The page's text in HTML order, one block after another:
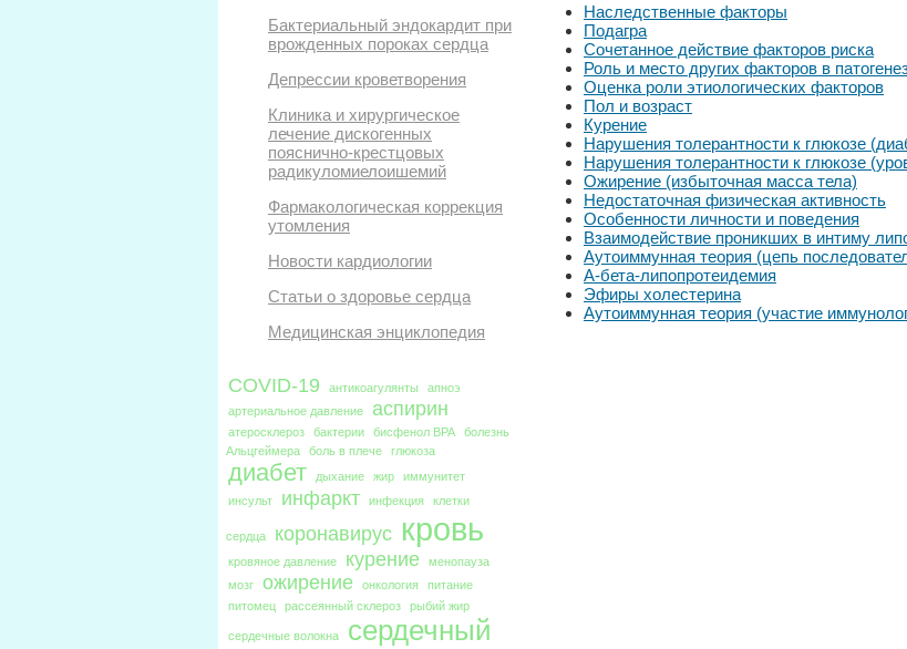
Бактериальный эндокардит при
врожденных пороках сердца
Депрессии кроветворения
Клиника и хирургическое
лечение дискогенных
пояснично-крестцовых
радикуломиелоишемий
Фармакологическая коррекция
утомления
Новости кардиологии
Статьи о здоровье сердца
Медицинская энциклопедия
COVID-19 антикоагулянты
апноэ
артериальное давление
аспирин
атеросклероз бактерии бисфенол BPA
болезнь
Альцгеймера
боль в плече глюкоза
диабет дыхание жир
иммунитет
инсульт
инфаркт инфекция клетки
сердца коронавирус кровь
кровяное давление курение
менопауза
мозг
ожирение онкология
питание
питомец
рассеянный склероз рыбий жир
сердечные волокна
сердечный
Наследственные факторы
Подагра
Сочетанное действие факторов риска
Роль и место других факторов в
Оценка роли этиологических факторов
Пол и возраст
Курение
Нарушения толерантности к глюкозе
Нарушения толерантности к глюкозе
Ожирение (избыточная масса тела)
Недостаточная физическая активность
Особенности личности и поведения
Взаимодействие проникших в интиму
Аутоиммунная теория (цепь
А-бета-липопротеидемия
Эфиры холестерина
Аутоиммунная теория (участие